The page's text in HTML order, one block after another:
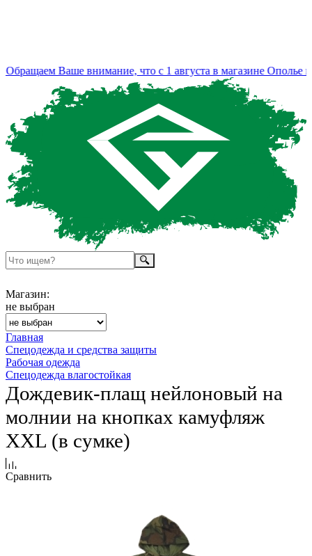
Ваше внимание, что с 1 августа в магазине Ополье
Магазин:
не выбран
Главная
Спецодежда и средства защиты
Рабочая одежда
Спецодежда влагостойкая
Дождевик-плащ нейлоновый на
молнии на кнопках камуфляж
ХХL (в сумке)
Сравнить